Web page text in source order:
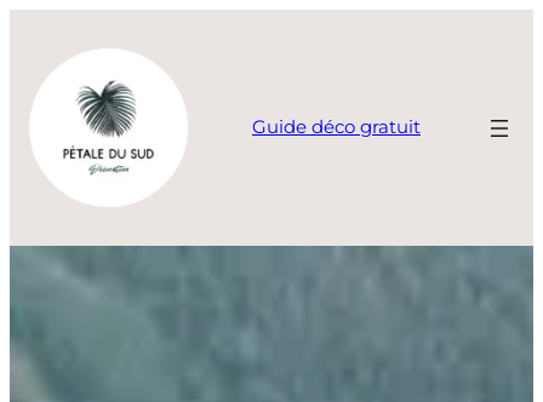
contenu
Guide déco gratuit